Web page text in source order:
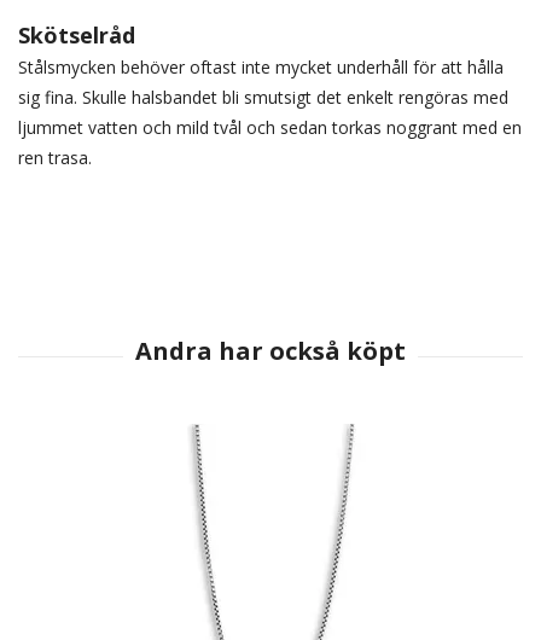
Skötselråd
Stålsmycken behöver oftast inte mycket underhåll för att hålla
sig fina. Skulle halsbandet bli smutsigt det enkelt rengöras med
ljummet vatten och mild tvål och sedan torkas noggrant med en
ren trasa.